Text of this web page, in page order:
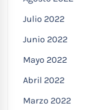
Julio 2022
Junio 2022
Mayo 2022
Abril 2022
Marzo 2022